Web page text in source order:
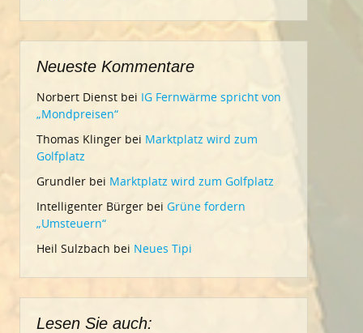
Neueste Kommentare
Norbert Dienst bei IG Fernwärme spricht von
„Mondpreisen“
Thomas Klinger bei Marktplatz wird zum
Golfplatz
Grundler bei Marktplatz wird zum Golfplatz
Intelligenter Bürger bei Grüne fordern
„Umsteuern“
Heil Sulzbach bei Neues Tipi
Lesen Sie auch: